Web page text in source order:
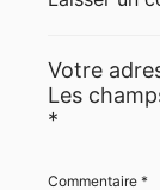
Votre
Les
*
Commentaire *